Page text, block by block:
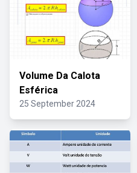
Volume Da Calota
Esférica
25 September 2024